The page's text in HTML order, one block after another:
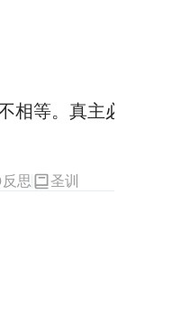
相等。真主必使他
反思 圣训